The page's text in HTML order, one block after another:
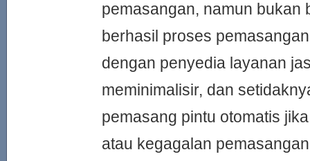
pemasangan, namun bukan
berhasil proses
dengan penyedia layanan
meminimalisir, dan
pemasang pintu otomatis
atau kegagalan